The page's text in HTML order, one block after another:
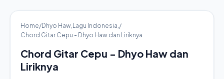
Home/Dhyo Haw, Lagu Indonesia,/
Chord Gitar Cepu - Dhyo Haw dan Liriknya
Chord Gitar Cepu - Dhyo Haw dan
Liriknya